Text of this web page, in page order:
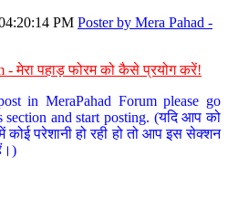
PM Poster by Mera Pahad -
- मेरा पहाड़ फोरम को कैसे प्रयोग करें!
in MeraPahad Forum please go
section and start posting. (यदि आप को
परेशानी हो रही हो तो आप इस सेक्शन